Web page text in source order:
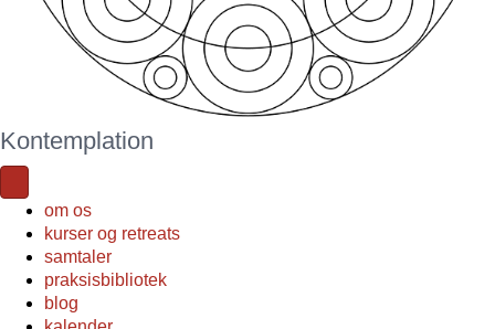
Kontemplation
om os
kurser og retreats
samtaler
praksisbibliotek
blog